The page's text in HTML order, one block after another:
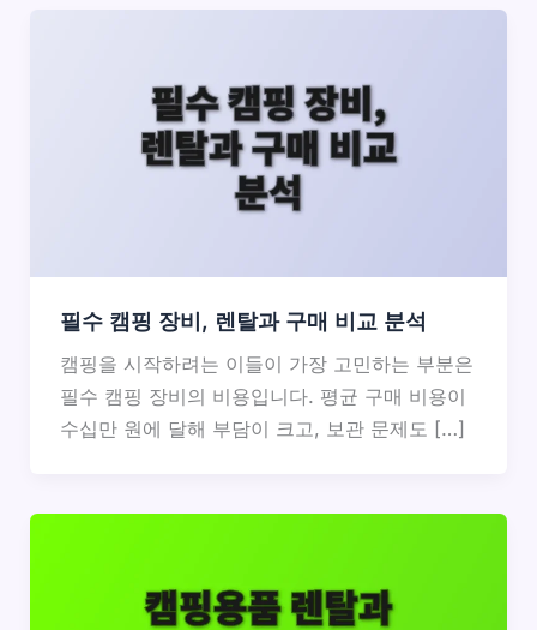
필수 캠핑 장비, 렌탈과 구매 비교 분석
캠핑을 시작하려는 이들이 가장 고민하는 부분은
필수 캠핑 장비의 비용입니다. 평균 구매 비용이
수십만 원에 달해 부담이 크고, 보관 문제도 […]